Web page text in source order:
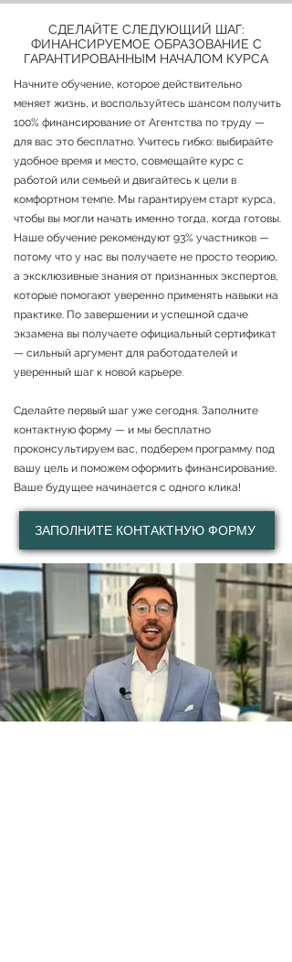
СДЕЛАЙТЕ СЛЕДУЮЩИЙ ШАГ:
ФИНАНСИРУЕМОЕ ОБРАЗОВАНИЕ С
ГАРАНТИРОВАННЫМ НАЧАЛОМ КУРСА
Начните обучение, которое действительно
меняет жизнь, и воспользуйтесь шансом получить
100% финансирование от Агентства по труду —
для вас это бесплатно. Учитесь гибко: выбирайте
удобное время и место, совмещайте курс с
работой или семьей и двигайтесь к цели в
комфортном темпе. Мы гарантируем старт курса,
чтобы вы могли начать именно тогда, когда готовы.
Наше обучение рекомендуют 93% участников —
потому что у нас вы получаете не просто теорию,
а эксклюзивные знания от признанных экспертов,
которые помогают уверенно применять навыки на
практике. По завершении и успешной сдаче
экзамена вы получаете официальный сертификат
— сильный аргумент для работодателей и
уверенный шаг к новой карьере.
Сделайте первый шаг уже сегодня. Заполните
контактную форму — и мы бесплатно
проконсультируем вас, подберем программу под
вашу цель и поможем оформить финансирование.
Ваше будущее начинается с одного клика!
ЗАПОЛНИТЕ КОНТАКТНУЮ ФОРМУ